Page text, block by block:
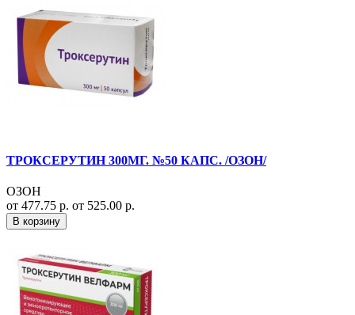
ТРОКСЕРУТИН 300МГ. №50 КАПС. /ОЗОН/
ОЗОН
от 477.75 р. от 525.00 р.
В корзину